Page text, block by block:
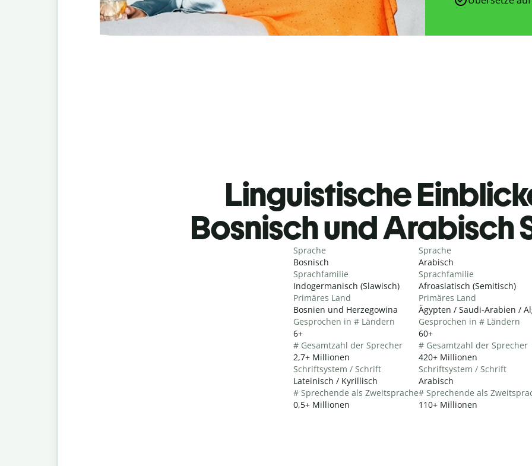
Linguistische
Bosnisch und Arabisch
Sprache
Bosnisch
Sprachfamilie
Indogermanisch (Slawisch)
Primäres Land
Bosnien und Herzegowina
Gesprochen in # Ländern
6+
# Gesamtzahl der Sprecher
2,7+ Millionen
Schriftsystem / Schrift
Lateinisch / Kyrillisch
# Sprechende als Zweitsprache
0,5+ Millionen
Sprache
Arabisch
Sprachfamilie
Afroasiatisch (Semitisch)
Primäres Land
Ägypten / Saudi-Arabien /
Gesprochen in # Ländern
60+
# Gesamtzahl der Sprecher
420+ Millionen
Schriftsystem / Schrift
Arabisch
# Sprechende als
110+ Millionen